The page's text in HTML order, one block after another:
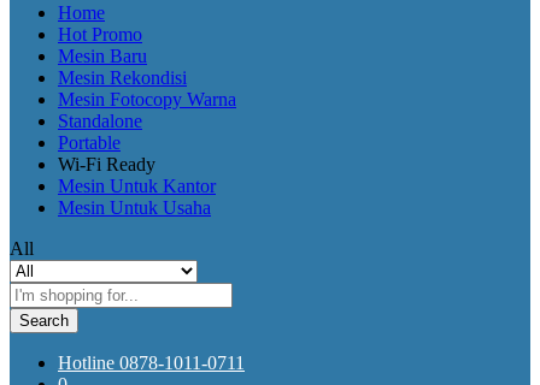
Home
Hot Promo
Mesin Baru
Mesin Rekondisi
Mesin Fotocopy Warna
Standalone
Portable
Wi-Fi Ready
Mesin Untuk Kantor
Mesin Untuk Usaha
All
Search
Hotline 0878-1011-0711